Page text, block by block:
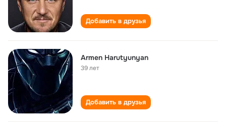
Добавить в друзья
Armen Harutyunyan
39 лет
Добавить в друзья